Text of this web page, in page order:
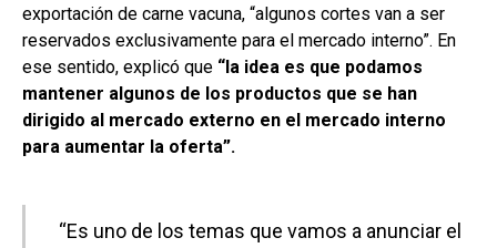
exportación de carne vacuna, “algunos cortes van a ser
reservados exclusivamente para el mercado interno”. En
ese sentido, explicó que “la idea es que podamos
mantener algunos de los productos que se han
dirigido al mercado externo en el mercado interno
para aumentar la oferta”.
“Es uno de los temas que vamos a anunciar el